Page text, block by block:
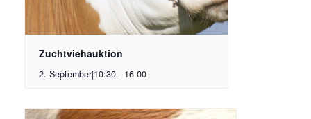
Zuchtviehauktion
2. September|10:30 - 16:00